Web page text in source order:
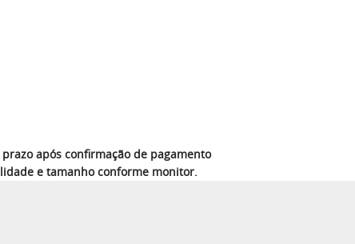
após confirmação de pagamento
e tamanho conforme monitor.